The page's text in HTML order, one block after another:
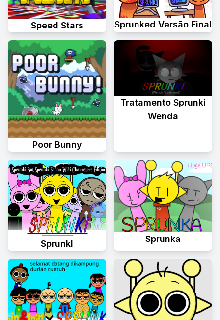
Speed Stars Sprunked Versão Final
Poor Bunny
Tratamento Sprunki
Wenda
Sprunkl
Sprunka